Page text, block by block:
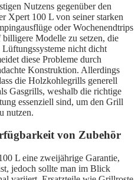
Nutzens gegenüber den
Xpert 100 L von seiner starken
oder Wochenendtrips
Modelle zu setzen, die
Lüftungssysteme nicht dicht
diese Probleme durch
Konstruktion. Allerdings
die Holzkohlegrills generell
Gasgrills, weshalb die richtige
essenziell sind, um den Grill
nutzen.
von Zubehör
L eine zweijährige Garantie,
jedoch sollte man im Blick